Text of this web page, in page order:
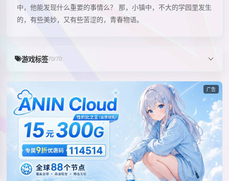
中，他能发现什么重要的事情么？ 那，小镇中，不大的学园里发生
的，有些美妙，又有些苦涩的，青春物语。
游戏标签70/70
广告